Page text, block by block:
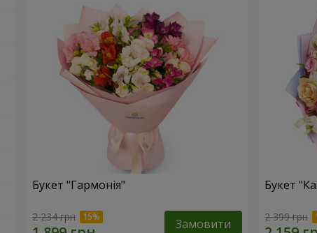
Букет "Гармонія"
2 234 грн Замовити
Букет
2 399 грн